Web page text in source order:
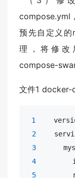
compose.yml
预先自定义的
理，将修改
compose-
文件1
1
2
3
4
5